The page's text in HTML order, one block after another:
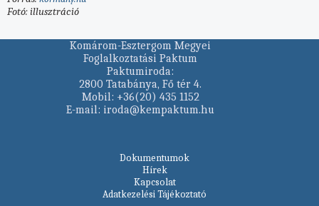
Fotó: illusztráció
Komárom-Esztergom Megyei
Foglalkoztatási Paktum
Paktumiroda:
2800 Tatabánya, Fő tér 4.
Mobil: +36(20) 435 1152
E-mail: iroda@kempaktum.hu
Dokumentumok
Hírek
Kapcsolat
Adatkezelési Tájékoztató